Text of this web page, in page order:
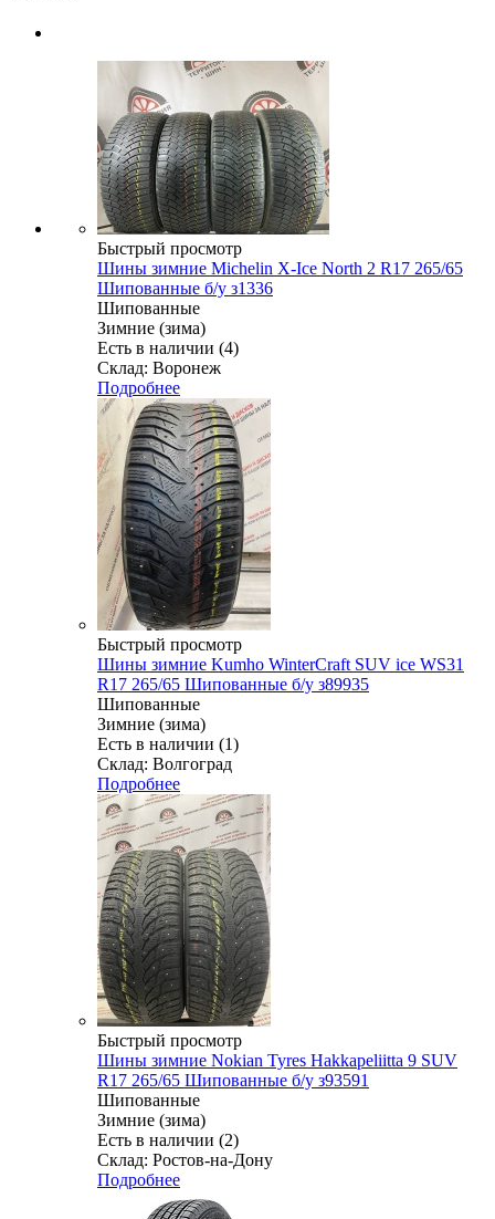
Быстрый просмотр
Шины зимние Michelin X-Ice North 2 R17 265/65
Шипованные б/у з1336
Шипованные
Зимние (зима)
Есть в наличии (4)
Склад: Воронеж
Подробнее
Быстрый просмотр
Шины зимние Kumho WinterCraft SUV ice WS31
R17 265/65 Шипованные б/у з89935
Шипованные
Зимние (зима)
Есть в наличии (1)
Склад: Волгоград
Подробнее
Быстрый просмотр
Шины зимние Nokian Tyres Hakkapeliitta 9 SUV
R17 265/65 Шипованные б/у з93591
Шипованные
Зимние (зима)
Есть в наличии (2)
Склад: Ростов-на-Дону
Подробнее